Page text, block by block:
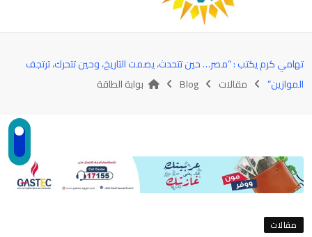
تهامي كرم يكتب : “مصر… حين تتحدث، يصمت التاريخ، وحين تتحرك، ترتجف
الموازين”
مقالات Blog بوابة الطاقة
مقالات